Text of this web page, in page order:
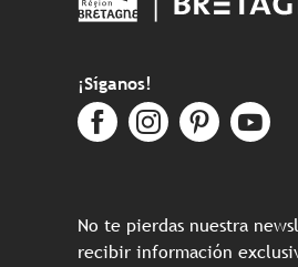
¡Síganos!
No te pierdas nuestra
recibir información